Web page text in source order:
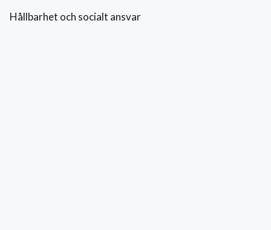
Hållbarhet och socialt ansvar